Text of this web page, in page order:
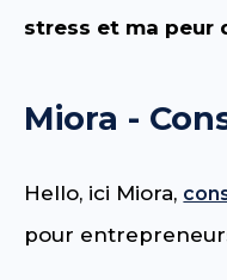
stress et ma peur
Miora -
Hello, ici Miora,
pour